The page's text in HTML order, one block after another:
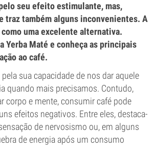
seu efeito estimulante, mas,
traz também alguns inconvenientes. A
uma excelente alternativa.
Yerba Maté e conheça as principais
ao café.
sua capacidade de nos dar aquele
quando mais precisamos. Contudo,
corpo e mente, consumir café pode
efeitos negativos. Entre eles, destaca-
de nervosismo ou, em alguns
de energia após um consumo